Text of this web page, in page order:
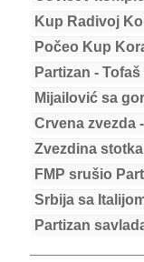
Kup Radivoj
Počeo Kup
Partizan - Tofaš
Mijailović sa
Crvena zvezda
Zvezdina
FMP srušio
Srbija sa
Partizan